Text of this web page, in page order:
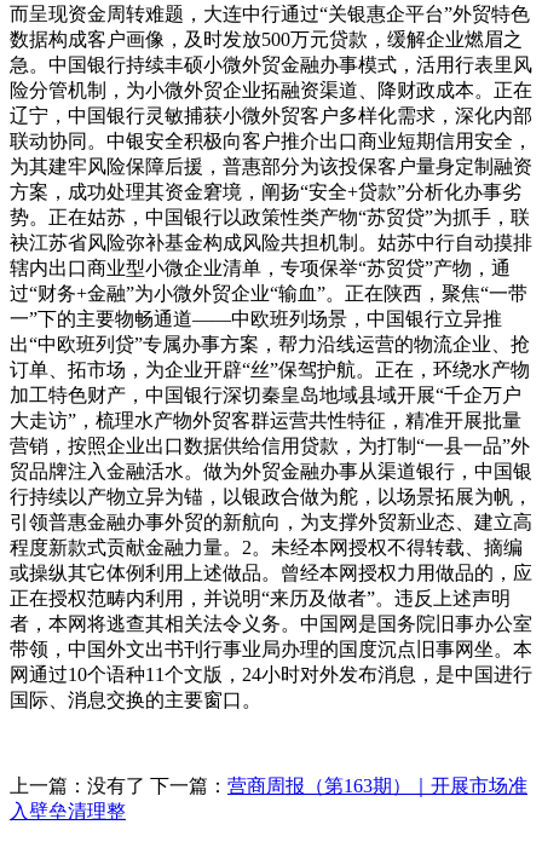
而呈现资金周转难题，大连中行通过“关银惠企平台”外贸特色
数据构成客户画像，及时发放500万元贷款，缓解企业燃眉之
急。中国银行持续丰硕小微外贸金融办事模式，活用行表里风
险分管机制，为小微外贸企业拓融资渠道、降财政成本。正在
辽宁，中国银行灵敏捕获小微外贸客户多样化需求，深化内部
联动协同。中银安全积极向客户推介出口商业短期信用安全，
为其建牢风险保障后援，普惠部分为该投保客户量身定制融资
方案，成功处理其资金窘境，阐扬“安全+贷款”分析化办事劣
势。正在姑苏，中国银行以政策性类产物“苏贸贷”为抓手，联
袂江苏省风险弥补基金构成风险共担机制。姑苏中行自动摸排
辖内出口商业型小微企业清单，专项保举“苏贸贷”产物，通
过“财务+金融”为小微外贸企业“输血”。正在陕西，聚焦“一带
一”下的主要物畅通道——中欧班列场景，中国银行立异推
出“中欧班列贷”专属办事方案，帮力沿线运营的物流企业、抢
订单、拓市场，为企业开辟“丝”保驾护航。正在，环绕水产物
加工特色财产，中国银行深切秦皇岛地域县域开展“千企万户
大走访”，梳理水产物外贸客群运营共性特征，精准开展批量
营销，按照企业出口数据供给信用贷款，为打制“一县一品”外
贸品牌注入金融活水。做为外贸金融办事从渠道银行，中国银
行持续以产物立异为锚，以银政合做为舵，以场景拓展为帆，
引领普惠金融办事外贸的新航向，为支撑外贸新业态、建立高
程度新款式贡献金融力量。2。未经本网授权不得转载、摘编
或操纵其它体例利用上述做品。曾经本网授权力用做品的，应
正在授权范畴内利用，并说明“来历及做者”。违反上述声明
者，本网将逃查其相关法令义务。中国网是国务院旧事办公室
带领，中国外文出书刊行事业局办理的国度沉点旧事网坐。本
网通过10个语种11个文版，24小时对外发布消息，是中国进行
国际、消息交换的主要窗口。
上一篇：没有了 下一篇： 营商周报（第163期）｜开展市场准
入壁垒清理整